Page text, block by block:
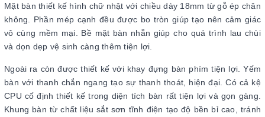
Mặt bàn thiết kế hình chữ nhật với chiều dày 18mm từ gỗ ép chân
không. Phần mép cạnh đều được bo tròn giúp tạo nên cảm giác
vô cùng mềm mại. Bề mặt bàn nhẵn giúp cho quá trình lau chùi
và dọn dẹp vệ sinh càng thêm tiện lợi.
Ngoài ra còn được thiết kế với khay đựng bàn phím tiện lợi. Yếm
bàn với thanh chắn ngang tạo sự thanh thoát, hiện đại. Có cả kệ
CPU cố định thiết kế trong diện tích bàn rất tiện lợi và gọn gàng.
Khung bàn từ chất liệu sắt sơn tĩnh điện tạo độ bền bỉ cao, tránh